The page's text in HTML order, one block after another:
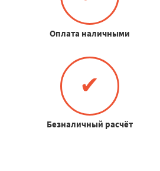
Оплата наличными
✔
Безналичный расчёт